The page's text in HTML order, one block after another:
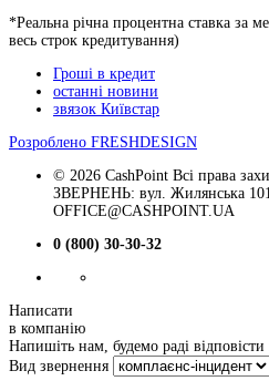
*Реальна річна процентна ставка за
весь строк кредитування)
Гроші в кредит
останні новини
звязок Київстар
Розроблено FRESHDESIGN
© 2026 CashPoint Всі права
ЗВЕРНЕНЬ: вул. Жилянська 101,
OFFICE@CASHPOINT.UA
0 (800) 30-30-32
Написати
в компанію
Напишіть нам, будемо раді
Вид звернення